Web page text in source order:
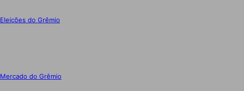
Eleições do Grêmio
Mercado do Grêmio